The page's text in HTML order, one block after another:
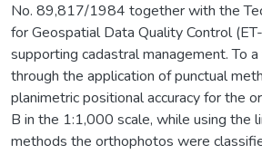
No. 89,817/1984 together with the
for Geospatial Data Quality Control
supporting cadastral management. To
through the application of punctual
planimetric positional accuracy for the
B in the 1:1,000 scale, while using the
methods the orthophotos were